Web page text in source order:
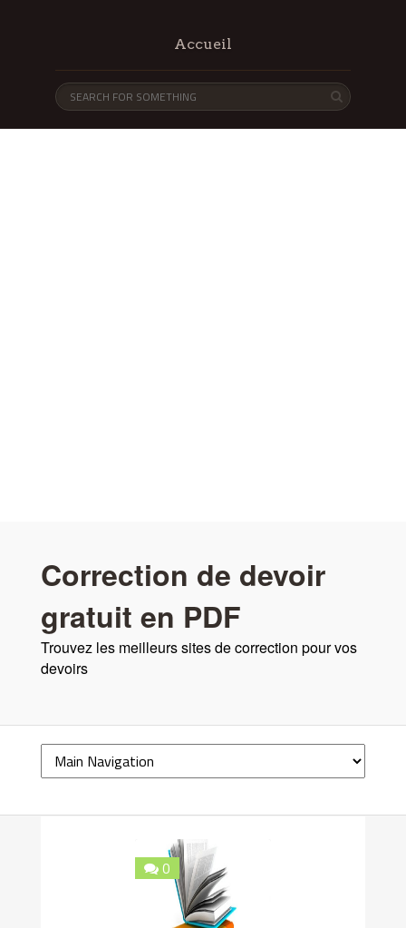
Accueil
Correction de devoir
gratuit en PDF
Trouvez les meilleurs sites de correction pour vos
devoirs
0